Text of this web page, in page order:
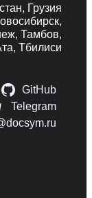
Грузия
Тамбов,
Тбилиси
GitHub
Telegram